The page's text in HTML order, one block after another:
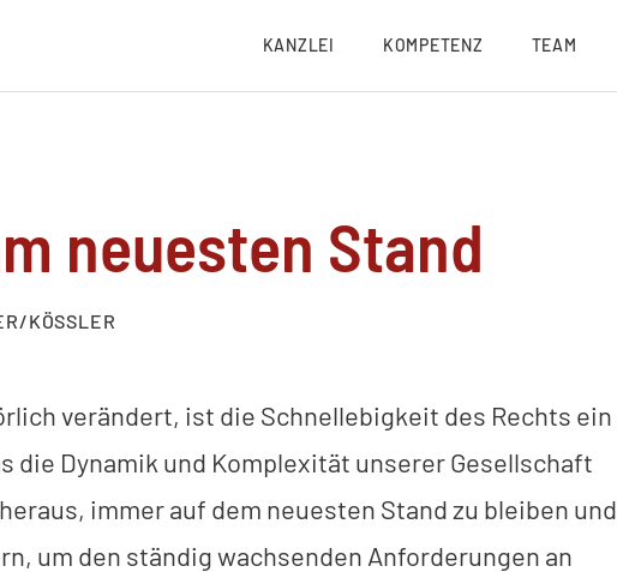
KANZLEI KOMPETENZ TEAM
neuesten Stand
KÖSSLER
verändert, ist die Schnellebigkeit des Rechts ein
die Dynamik und Komplexität unserer Gesellschaft
immer auf dem neuesten Stand zu bleiben und
um den ständig wachsenden Anforderungen an